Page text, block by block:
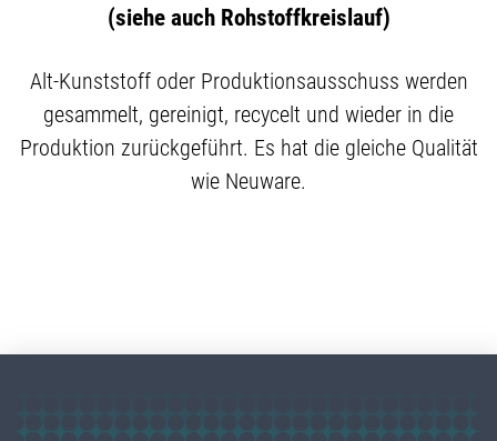
(siehe auch Rohstoffkreislauf)
Alt-Kunststoff oder Produktionsausschuss werden
gesammelt, gereinigt, recycelt und wieder in die
Produktion zurückgeführt. Es hat die gleiche Qualität
wie Neuware.